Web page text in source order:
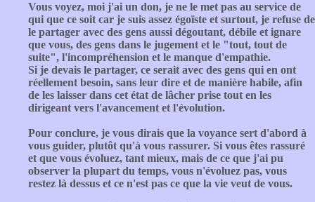
Vous voyez, moi j'ai un don, je ne le met pas au service de
qui que ce soit car je suis assez égoïste et surtout, je refuse de
le partager avec des gens aussi dégoutant, débile et ignare
que vous, des gens dans le jugement et le "tout, tout de
suite", l'incompréhension et le manque d'empathie.
Si je devais le partager, ce serait avec des gens qui en ont
réellement besoin, sans leur dire et de manière habile, afin
de les laisser dans cet état de lâcher prise tout en les
dirigeant vers l'avancement et l'évolution.
Pour conclure, je vous dirais que la voyance sert d'abord à
vous guider, plutôt qu'à vous rassurer. Si vous êtes rassuré
et que vous évoluez, tant mieux, mais de ce que j'ai pu
observer la plupart du temps, vous n'évoluez pas, vous
restez là dessus et ce n'est pas ce que la vie veut de vous.